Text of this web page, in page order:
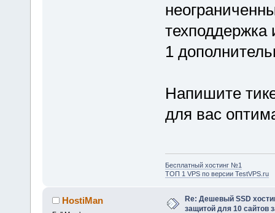
техподдержка
1
Напишите
для вас
Бесплатный хостинг №1
ТОП 1 VPS по версии TestVPS.ru
HostiMan
Re: Дешевый SSD
защитой для 10 сайтов